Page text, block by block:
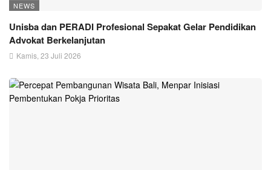
NEWS
Unisba dan PERADI Profesional Sepakat Gelar Pendidikan
Advokat Berkelanjutan
Kamis, 23 Juli 2026